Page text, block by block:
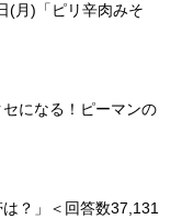
(月)「ピリ辛肉みそ
セになる！ピーマンの
？」＜回答数37,131